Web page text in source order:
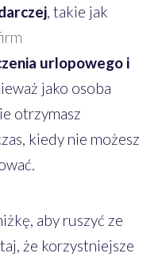
, takie jak
urlopowego i
jako osoba
otrzymasz
kiedy nie możesz
aby ruszyć ze
że korzystniejsze